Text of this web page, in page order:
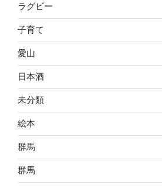
ラグビー
子育て
愛山
日本酒
未分類
絵本
群馬
群馬